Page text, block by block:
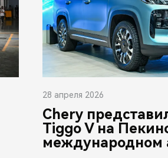
28 апреля 2026
Chery
Tiggo V на
международном